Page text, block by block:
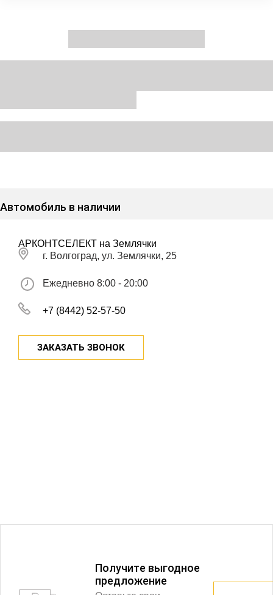
Автомобиль в наличии
АРКОНТСЕЛЕКТ на Землячки
г. Волгоград, ул. Землячки, 25
Ежедневно 8:00 - 20:00
+7 (8442) 52-57-50
ЗАКАЗАТЬ ЗВОНОК
Получитe выгодное
предложение